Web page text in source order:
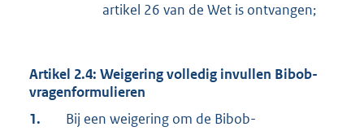
artikel 26 van de Wet is ontvangen;
Artikel 2.4: Weigering volledig invullen Bibob-
vragenformulieren
1.
Bij een weigering om de Bibob-